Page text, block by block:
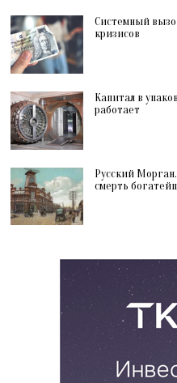
Системный
кризисов
Капитал в
работает
Русский
смерть